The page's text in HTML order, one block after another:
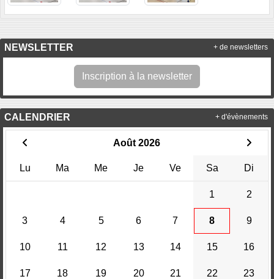
NEWSLETTER
Inscription à la newsletter
+ de newsletters
CALENDRIER
Août 2026
Lu Ma Me Je Ve Sa Di
1 2
3 4 5 6 7 8 9
10 11 12 13 14 15 16
17 18 19 20 21 22 23
+ d'évènements